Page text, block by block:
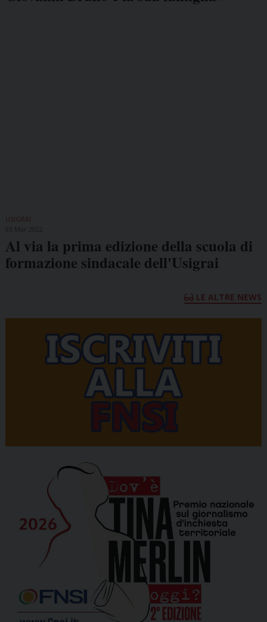
USIGRAI
Al via la prima edizione della scuola di
formazione sindacale dell'Usigrai
LE ALTRE NEWS